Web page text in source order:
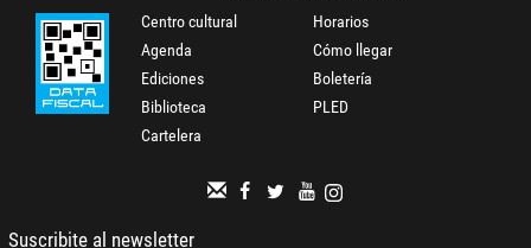
Centro cultural
Agenda
Ediciones
Biblioteca
Cartelera
Horarios
Cómo llegar
Boletería
PLED
Suscribite al newsletter